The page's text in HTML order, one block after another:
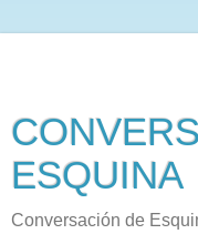
ESQUINA
Conversación de